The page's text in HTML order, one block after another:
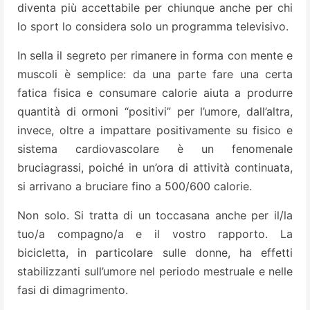
diventa più accettabile per chiunque anche per chi
lo sport lo considera solo un programma televisivo.
In sella il segreto per rimanere in forma con mente e
muscoli è semplice: da una parte fare una certa
fatica fisica e consumare calorie aiuta a produrre
quantità di ormoni “positivi” per l’umore, dall’altra,
invece, oltre a impattare positivamente su fisico e
sistema cardiovascolare è un fenomenale
bruciagrassi, poiché in un’ora di attività continuata,
si arrivano a bruciare fino a 500/600 calorie.
Non solo. Si tratta di un toccasana anche per il/la
tuo/a compagno/a e il vostro rapporto. La
bicicletta, in particolare sulle donne, ha effetti
stabilizzanti sull’umore nel periodo mestruale e nelle
fasi di dimagrimento.